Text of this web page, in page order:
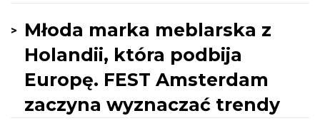
Młoda marka meblarska z
Holandii, która podbija
Europę. FEST Amsterdam
zaczyna wyznaczać trendy